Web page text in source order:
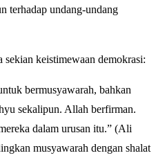
terhadap undang-undang
keistimewaan demokrasi:
bermusyawarah, bahkan
sekalipun. Allah berfirman.
dalam urusan itu.” (Ali
musyawarah dengan shalat